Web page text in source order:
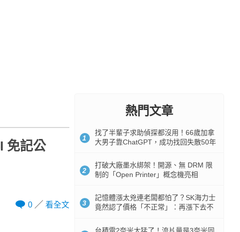
免記公
0 看全文
熱門文章
1
找了半輩子求助偵探都沒用！66歲加拿
大男子靠ChatGPT，成功找回失散50年
2
打破大廠墨水綁架！開源、無 DRM 限
制的「Open Printer」概念機亮相
3
記憶體漲太兇連老闆都怕了？SK海力士
竟然認了價格「不正常」：再漲下去不
台積電2奈米太猛了！流片量是3奈米同